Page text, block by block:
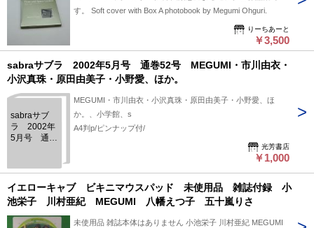
す。 Soft cover with Box A photobook by Megumi Ohguri.
りーちあーと
￥3,500
sabraサブラ 2002年5月号 通巻52号 MEGUMI・市川由衣・
小沢真珠・原田由美子・小野愛、ほか。
sabraサブ
ラ 2002年
5月号 通巻
市川由衣・
小沢真珠・
原田由美
子・小野
愛、ほか。
MEGUMI・市川由衣・小沢真珠・原田由美子・小野愛、ほ
か。、小学館、s
A4判p/ピンナップ付/
光芳書店
￥1,000
イエローキャブ ビキニマウスパッド 未使用品 雑誌付録 小
池栄子 川村亜紀 MEGUMI 八幡えつ子 五十嵐りさ
未使用品 雑誌本体はありません 小池栄子 川村亜紀 MEGUMI